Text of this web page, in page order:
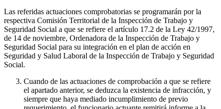
Las referidas actuaciones comprobatorias se programarán por la
respectiva Comisión Territorial de la Inspección de Trabajo y
Seguridad Social a que se refiere el artículo 17.2 de la Ley 42/1997,
de 14 de noviembre, Ordenadora de la Inspección de Trabajo y
Seguridad Social para su integración en el plan de acción en
Seguridad y Salud Laboral de la Inspección de Trabajo y Seguridad
Social.
Cuando de las actuaciones de comprobación a que se refiere
el apartado anterior, se deduzca la existencia de infracción, y
siempre que haya mediado incumplimiento de previo